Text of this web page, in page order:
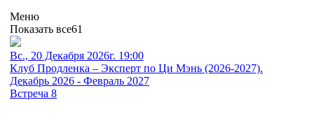
Меню
Показать все61
Вс., 20 Декабря 2026г. 19:00
Клуб Продленка – Эксперт по Ци Мэнь (2026-2027).
Декабрь 2026 - Февраль 2027
Встреча 8